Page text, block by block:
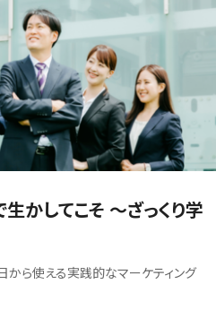
かしてこそ ～ざっくり学
から使える実践的なマーケティング